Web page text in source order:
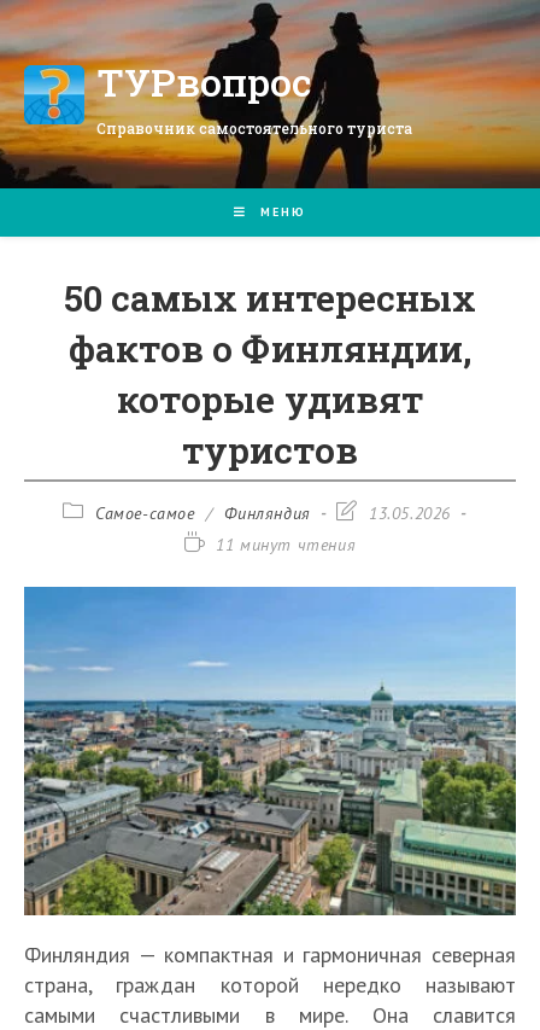
Перейти
к
содержимомуТУРвопрос
Справочник самостоятельного туриста
МЕНЮ
50 самых интересных
фактов о Финляндии,
которые удивят
туристов
РубрикаСамое-самое / Финляндия
Запись13.05.2026
Время11 минут чтения
Финляндия — компактная и гармоничная северная
страна, граждан которой нередко называют
самыми счастливыми в мире. Она славится